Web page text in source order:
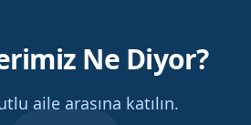
Ne Diyor?
aile arasına katılın.